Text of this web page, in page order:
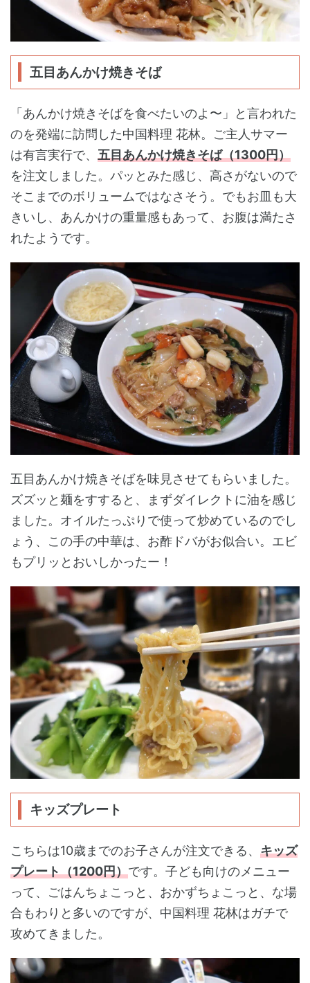
五目あんかけ焼きそば
「あんかけ焼きそばを食べたいのよ〜」と言われた
のを発端に訪問した中国料理 花林。ご主人サマー
は有言実行で、 五目あんかけ焼きそば（1300円）
を注文しました。パッとみた感じ、高さがないので
そこまでのボリュームではなさそう。でもお皿も大
きいし、あんかけの重量感もあって、お腹は満たさ
れたようです。
五目あんかけ焼きそばを味見させてもらいました。
ズズッと麺をすすると、まずダイレクトに油を感じ
ました。オイルたっぷりで使って炒めているのでし
ょう、この手の中華は、お酢ドバがお似合い。エビ
もプリッとおいしかったー！
キッズプレート
こちらは10歳までのお子さんが注文できる、 キッズ
プレート（1200円）です。子ども向けのメニュー
って、ごはんちょこっと、おかずちょこっと、な場
合もわりと多いのですが、中国料理 花林はガチで
攻めてきました。